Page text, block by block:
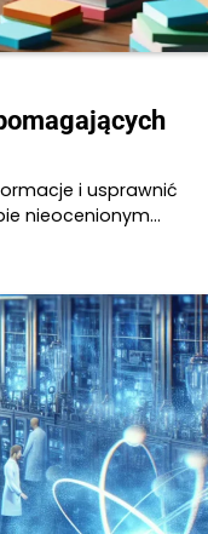
i usprawnić
nieocenionym…